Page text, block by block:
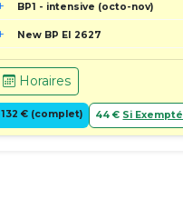
BP1 - intensive (octo-nov)
New BP EI 2627
Horaires
132 € (complet) 44 € Si Exempté